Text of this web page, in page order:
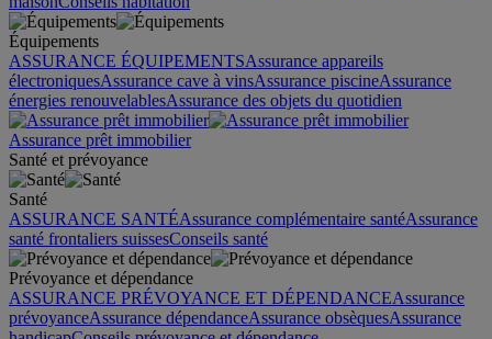
Équipements
ASSURANCE ÉQUIPEMENTSAssurance appareils
électroniquesAssurance cave à vinsAssurance piscineAssurance
énergies renouvelablesAssurance des objets du quotidien
Assurance prêt immobilier
Santé et prévoyance
Santé
ASSURANCE SANTÉAssurance complémentaire santéAssurance
santé frontaliers suissesConseils santé
Prévoyance et dépendance
ASSURANCE PRÉVOYANCE ET DÉPENDANCEAssurance
prévoyanceAssurance dépendanceAssurance obsèquesAssurance